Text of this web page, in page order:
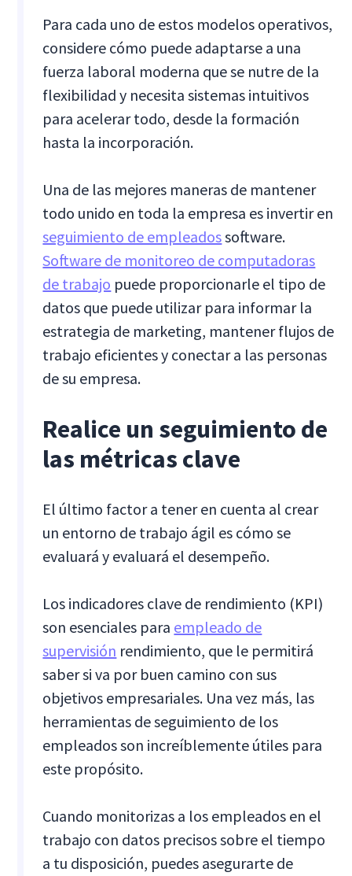
Para cada uno de estos modelos operativos,
considere cómo puede adaptarse a una
fuerza laboral moderna que se nutre de la
flexibilidad y necesita sistemas intuitivos
para acelerar todo, desde la formación
hasta la incorporación.
Una de las mejores maneras de mantener
todo unido en toda la empresa es invertir en
seguimiento de empleadossoftware.
Software de monitoreo de computadoras
de trabajo puede proporcionarle el tipo de
datos que puede utilizar para informar la
estrategia de marketing, mantener flujos de
trabajo eficientes y conectar a las personas
de su empresa.
Realice un seguimiento de
las métricas clave
El último factor a tener en cuenta al crear
un entorno de trabajo ágil es cómo se
evaluará y evaluará el desempeño.
Los indicadores clave de rendimiento (KPI)
son esenciales para empleado de
supervisión rendimiento, que le permitirá
saber si va por buen camino con sus
objetivos empresariales. Una vez más, las
herramientas de seguimiento de los
empleados son increíblemente útiles para
este propósito.
Cuando monitorizas a los empleados en el
trabajo con datos precisos sobre el tiempo
a tu disposición, puedes asegurarte de